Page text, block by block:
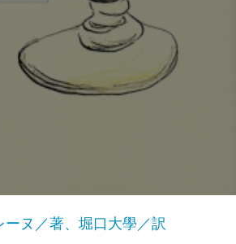
ーヌ／著、堀口大學／訳